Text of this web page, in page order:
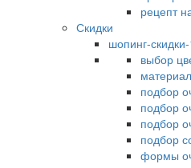
рецепт
Скидки
шопинг-скидки-
выбор
подбор
подбор
подбор
подбор
формы